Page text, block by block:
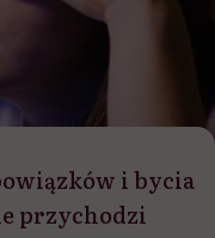
i bycia
przychodzi